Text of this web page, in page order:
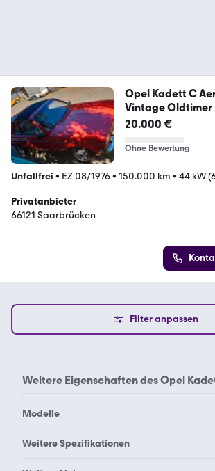
Opel Kadett C
Vintage Oldtimer
20.000 €
Ohne Bewertung
Unfallfrei • EZ 08/1976• 150.000 km • 44 kW
Privatanbieter
66121 Saarbrücken
Filter anpassen
Weitere Eigenschaften desOpel
Modelle
Opel Adam
Weitere Spezifikationen